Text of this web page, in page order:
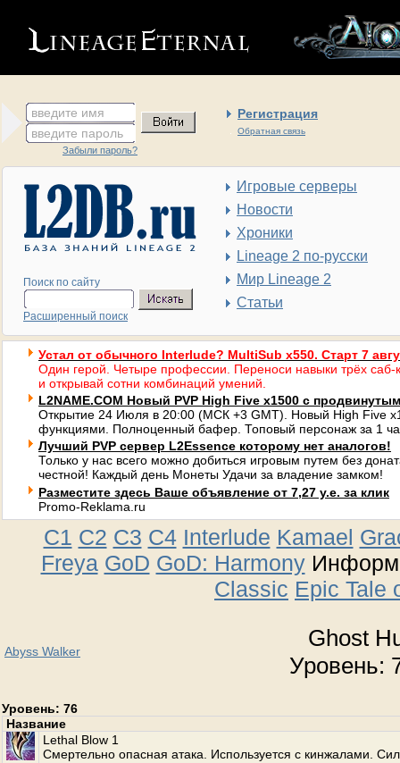
введите имя Регистрация
Обратная связь
введите пароль
Забыли пароль?
Поиск по сайту
Расширенный поиск
Игровые серверы
Новости
Хроники
Lineage 2 по-русски
Мир Lineage 2
Статьи
Устал от обычного Interlude? MultiSub x550. Старт 7
Один герой. Четыре профессии. Переноси навыки трёх саб-
и открывай сотни комбинаций умений.
L2NAME.COM Новый PVP High Five x1500 с
Открытие 24 Июля в 20:00 (МСК +3 GMT). Новый High Five
функциями. Полноценный бафер. Топовый персонаж за 1
Лучший PVP сервер L2Essence которому нет аналогов!
Только у нас всего можно добиться игровым путем без
честной! Каждый день Монеты Удачи за владение замком!
Разместите здесь Ваше объявление от 7,27 у.е. за клик
Promo-Reklama.ru
C1 C2 C3 C4 Interlude Kamael
Freya GoD GoD: Harmony
Classic Epic Tale
Abyss Walker
Ghost
Уровень:
Уровень: 76
Название
Lethal Blow 1
Смертельно опасная атака. Используется с кинжалами.